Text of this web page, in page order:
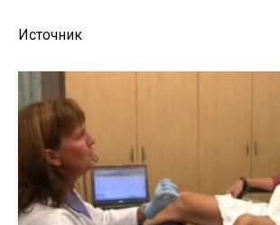
Источник